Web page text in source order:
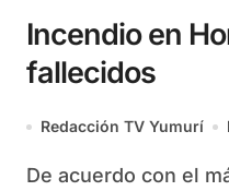
Incendio en
fallecidos
Redacción TV Yumurí
De acuerdo con el más reciente reporte